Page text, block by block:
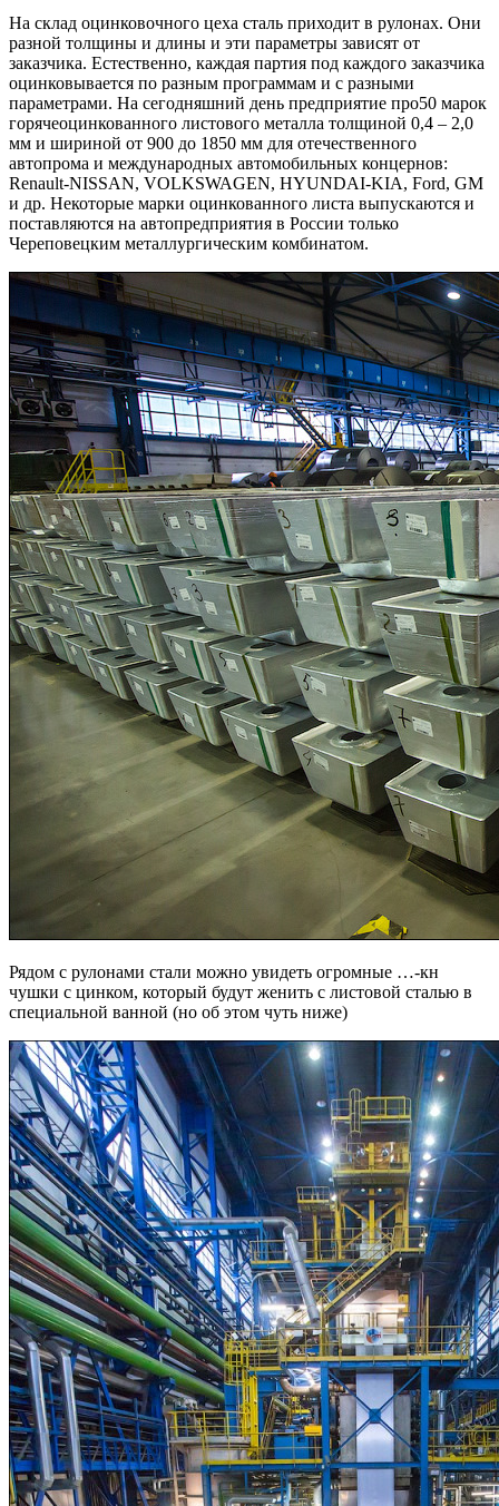
На склад оцинковочного цеха сталь приходит в рулонах. Они
разной толщины и длины и эти параметры зависят от
заказчика. Естественно, каждая партия под каждого заказчика
оцинковывается по разным программам и с разными
параметрами. На сегодняшний день предприятие про50 марок
горячеоцинкованного листового металла толщиной 0,4 – 2,0
мм и шириной от 900 до 1850 мм для отечественного
автопрома и международных автомобильных концернов:
Renault-NISSAN, VOLKSWAGEN, HYUNDAI-KIA, Ford, GM
и др. Некоторые марки оцинкованного листа выпускаются и
поставляются на автопредприятия в России только
Череповецким металлургическим комбинатом.
Рядом с рулонами стали можно увидеть огромные …-кн
чушки с цинком, который будут женить с листовой сталью в
специальной ванной (но об этом чуть ниже)